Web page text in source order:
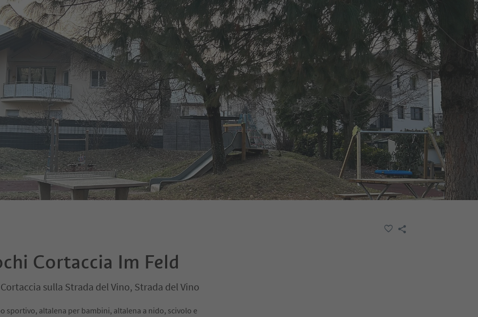
Cortaccia Im Feld
sulla Strada del Vino, Strada del Vino
sportivo, altalena per bambini, altalena a nido, scivolo e